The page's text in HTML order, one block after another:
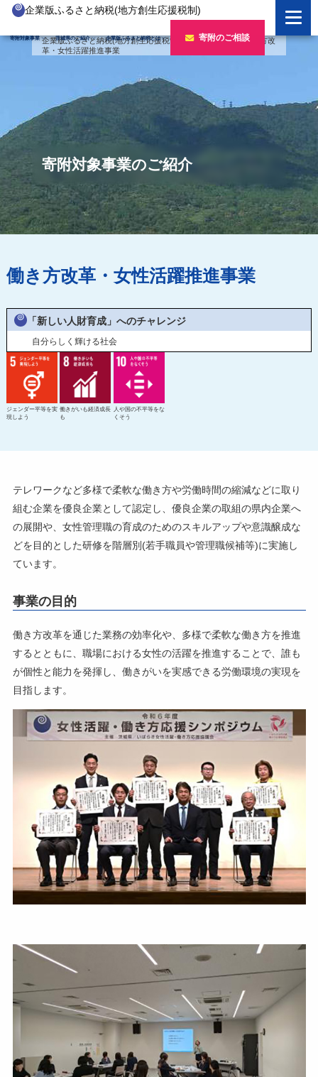
企業版ふるさと納税(地方創生応援税制)
寄附対象事業 茨城県のご紹介 企業版ふるさと納税とは 寄附のご相談
企業版ふるさと納税とは
制度の概要
企業版ふるさと納税(人材派遣型)
寄附をいただいた企業様
寄附対象事業のご紹介
新しい豊かさを推進する事業
新しい安心安全を推進する事業
新しい人財育成を推進する事業
新しい夢・希望を推進する事業
事業検索フォーム
茨城県のご紹介
茨城のポテンシャル
「新しい茨城」への4つのチャレンジ
寄附をいただいた企業様
令和7年度寄附企業一覧
令和6年度寄附企業一覧
令和5年度寄附企業一覧
令和4年度寄附企業一覧
令和2年度寄附企業一覧
企業版ふるさと納税(地方創生応援税制) >寄附対象事業>働き方改
革・女性活躍推進事業
寄附対象事業のご紹介
働き方改革・女性活躍推進事業
「新しい人財育成」へのチャレンジ
自分らしく輝ける社会
ジェンダー平等を実
現しよう
働きがいも経済成長
も
人や国の不平等をな
くそう
テレワークなど多様で柔軟な働き方や労働時間の縮減などに取り
組む企業を優良企業として認定し、優良企業の取組の県内企業へ
の展開や、女性管理職の育成のためのスキルアップや意識醸成な
どを目的とした研修を階層別(若手職員や管理職候補等)に実施し
ています。
事業の目的
働き方改革を通じた業務の効率化や、多様で柔軟な働き方を推進
するとともに、職場における女性の活躍を推進することで、誰も
が個性と能力を発揮し、働きがいを実感できる労働環境の実現を
目指します。